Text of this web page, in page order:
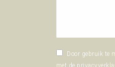
Door gebruik te
met de